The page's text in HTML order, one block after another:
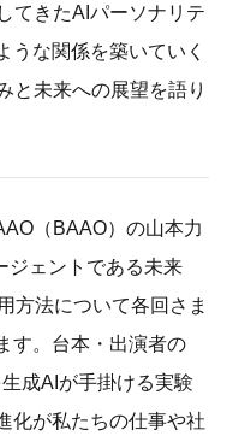
てきたAIパーソナリテ
うな関係を築いていく
と未来への展望を語り
（BAAO）の山本力
ジェントである未来
方法について各回さま
す。台本・出演者の
成AIが手掛ける実験
化が私たちの仕事や社